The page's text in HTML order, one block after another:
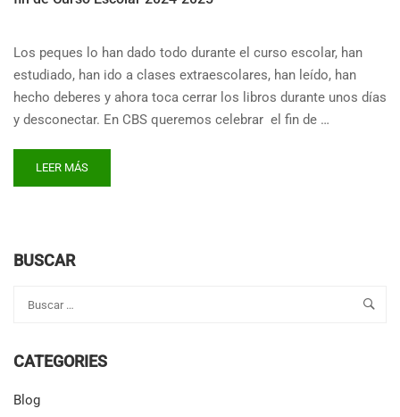
Los peques lo han dado todo durante el curso escolar, han
estudiado, han ido a clases extraescolares, han leído, han
hecho deberes y ahora toca cerrar los libros durante unos días
y desconectar. En CBS queremos celebrar el fin de …
READ
MORE
MÁS
SEVILLA
EL
DE
LEER MÁS
BUSCAR
CATEGORIES
Blog